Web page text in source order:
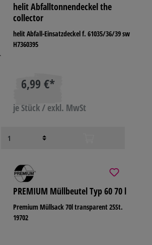
helit Abfalltonnendeckel the
collector
helit Abfall-Einsatzdeckel f. 61035/36/39 sw
H7360395
6,99 €*
je Stück / exkl. MwSt
PREMIUM Müllbeutel Typ 60 70 l
Premium Müllsack 70l transparent 25St.
19702